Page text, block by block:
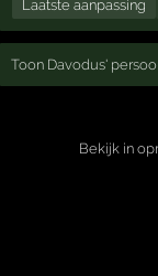
Laatste aanpassing
Toon Davodus'
Bekijk in